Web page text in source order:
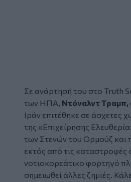
Σε ανάρτησή του στο Truth
των ΗΠΑ, Ντόναλντ Τραμπ,
Ιράν επιτέθηκε σε άσχετες
της «Επιχείρησης
των Στενών του Ορμούζ και
εκτός από τις καταστροφές
νοτιοκορεάτικο φορτηγό
σημειωθεί άλλες ζημιές.